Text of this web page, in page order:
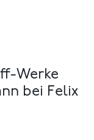
Werke
bei Felix